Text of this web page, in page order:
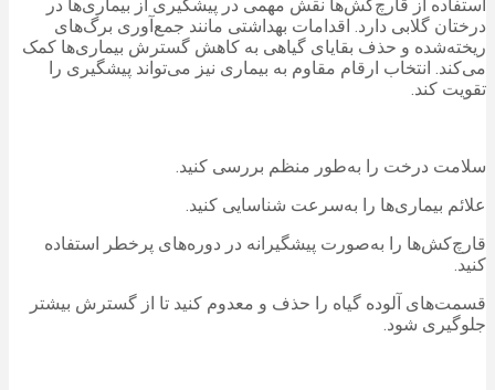
استفاده از قارچ‌کش‌ها نقش مهمی در پیشگیری از بیماری‌ها در
درختان گلابی دارد. اقدامات بهداشتی مانند جمع‌آوری برگ‌های
ریخته‌شده و حذف بقایای گیاهی به کاهش گسترش بیماری‌ها کمک
می‌کند. انتخاب ارقام مقاوم به بیماری نیز می‌تواند پیشگیری را
تقویت کند.
سلامت درخت را به‌طور منظم بررسی کنید.
علائم بیماری‌ها را به‌سرعت شناسایی کنید.
قارچ‌کش‌ها را به‌صورت پیشگیرانه در دوره‌های پرخطر استفاده
کنید.
قسمت‌های آلوده گیاه را حذف و معدوم کنید تا از گسترش بیشتر
جلوگیری شود.